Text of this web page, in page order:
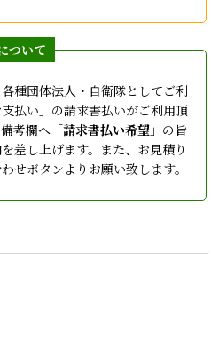
種団体法人・自衛隊としてご利
払い」の請求書払いがご利用頂
考欄へ「請求書払い希望 」の旨
差し上げます。また、お見積り
せボタンよりお願い致します。